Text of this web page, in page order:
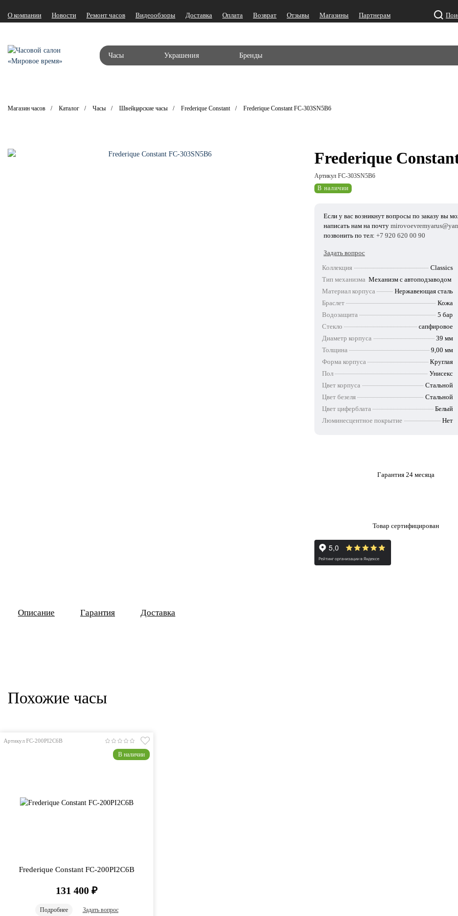
О компании Новости Ремонт часов Видеообзоры Доставка Оплата Возврат Отзывы Магазины Партнерам
Часы Украшения Бренды
Магазин часов Каталог Часы Швейцарские часы Frederique Constant Frederique Constant FC-303SN5B6
Frederique
Артикул FC-303SN5B6
В наличии
Если у вас возникнут вопросы по заказу вы
написать нам на почту
позвонить по тел: +7 920 620 00 90
Задать вопрос
Коллекция
Classics
Тип механизма Механизм с автоподзаводом
Материал корпуса
Нержавеющая сталь
Браслет
Кожа
Водозащита
5 бар
Стекло
сапфировое
Диаметр корпуса
39 мм
Толщина
9,00 мм
Форма корпуса
Круглая
Пол
Унисекс
Цвет корпуса
Стальной
Цвет безеля
Стальной
Цвет циферблата
Белый
Люминесцентное покрытие
Нет
Гарантия 24 месяца
Товар сертифицирован
Описание Гарантия Доставка
Похожие часы
Артикул FC-200PI2C6B
В наличии
Frederique Constant FC-200PI2C6B
131 400 ₽
Подробнее Задать вопрос